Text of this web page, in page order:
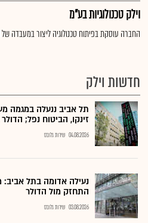
וילק טכנולוגיות בע"מ
החברה עוסקת בפיתוח טכנולוגיה ליצור במעבדה
חדשות וילק
תל אביב ננעלה במגמה
זינקו, הביטוח נפל; הדולר
04.08.2026 שירות גלובס
התחזק מול הדולר
03.08.2026 שירות גלובס